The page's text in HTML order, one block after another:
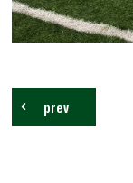
prev